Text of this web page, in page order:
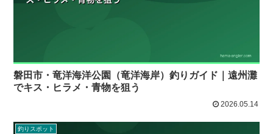
磐田市・竜洋海洋公園（竜洋海岸）釣りガイド｜遠州灘
でキス・ヒラメ・青物を狙う
2026.05.14
釣りスポット